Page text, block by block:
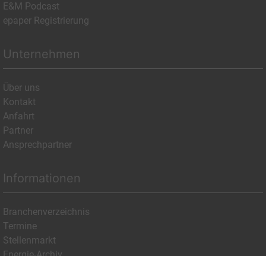
E&M Podcast
epaper Registrierung
Unternehmen
Über uns
Kontakt
Anfahrt
Partner
Ansprechpartner
Informationen
Branchenverzeichnis
Termine
Stellenmarkt